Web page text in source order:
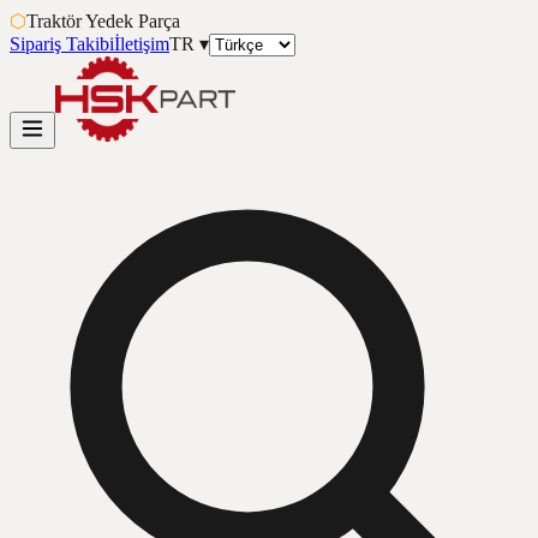
⬡Traktör Yedek Parça
Sipariş TakibiİletişimTR ▾